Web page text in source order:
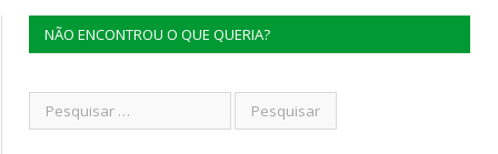
NÃO ENCONTROU O QUE QUERIA?